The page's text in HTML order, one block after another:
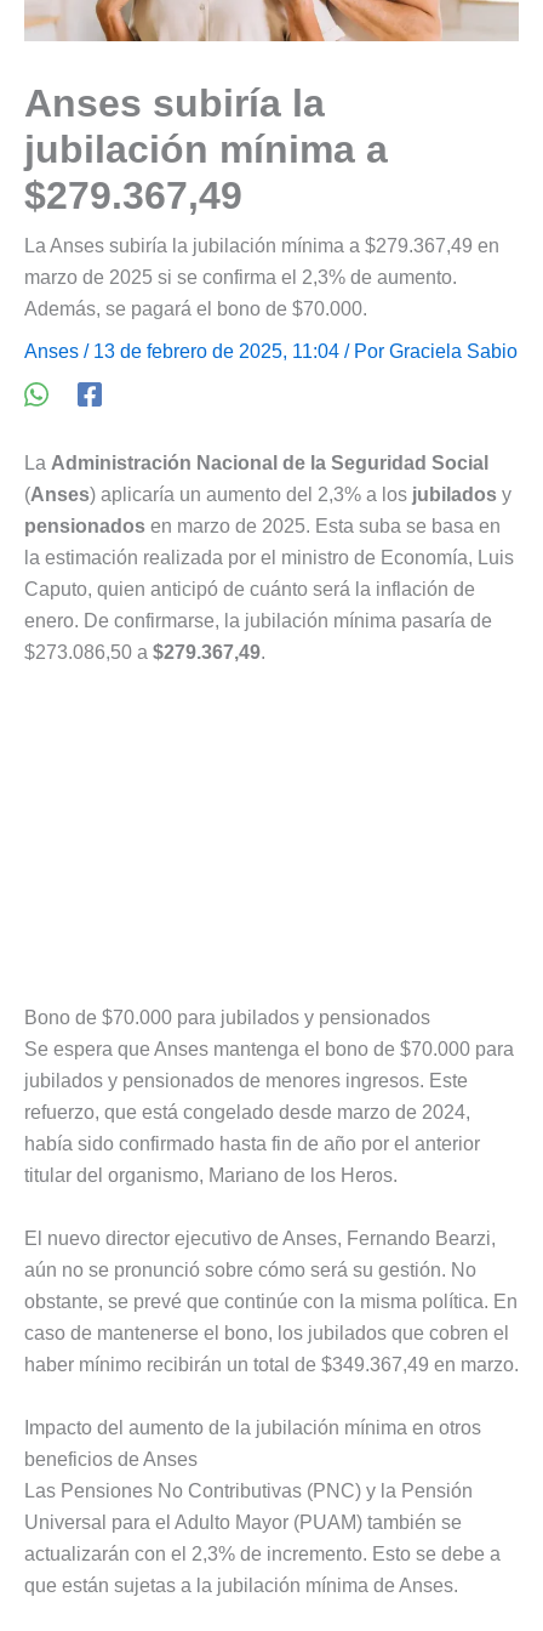
Anses subiría la
jubilación mínima a
$279.367,49
La Anses subiría la jubilación mínima a $279.367,49 en
marzo de 2025 si se confirma el 2,3% de aumento.
Además, se pagará el bono de $70.000.
Anses / 13 de febrero de 2025, 11:04 / Por Graciela Sabio
La Administración Nacional de la Seguridad Social
(Anses) aplicaría un aumento del 2,3% a los jubilados y
pensionados en marzo de 2025. Esta suba se basa en
la estimación realizada por el ministro de Economía, Luis
Caputo, quien anticipó de cuánto será la inflación de
enero. De confirmarse, la jubilación mínima pasaría de
$273.086,50 a $279.367,49.
Bono de $70.000 para jubilados y pensionados
Se espera que Anses mantenga el bono de $70.000 para
jubilados y pensionados de menores ingresos. Este
refuerzo, que está congelado desde marzo de 2024,
había sido confirmado hasta fin de año por el anterior
titular del organismo, Mariano de los Heros.
El nuevo director ejecutivo de Anses, Fernando Bearzi,
aún no se pronunció sobre cómo será su gestión. No
obstante, se prevé que continúe con la misma política. En
caso de mantenerse el bono, los jubilados que cobren el
haber mínimo recibirán un total de $349.367,49 en marzo.
Impacto del aumento de la jubilación mínima en otros
beneficios de Anses
Las Pensiones No Contributivas (PNC) y la Pensión
Universal para el Adulto Mayor (PUAM) también se
actualizarán con el 2,3% de incremento. Esto se debe a
que están sujetas a la jubilación mínima de Anses.